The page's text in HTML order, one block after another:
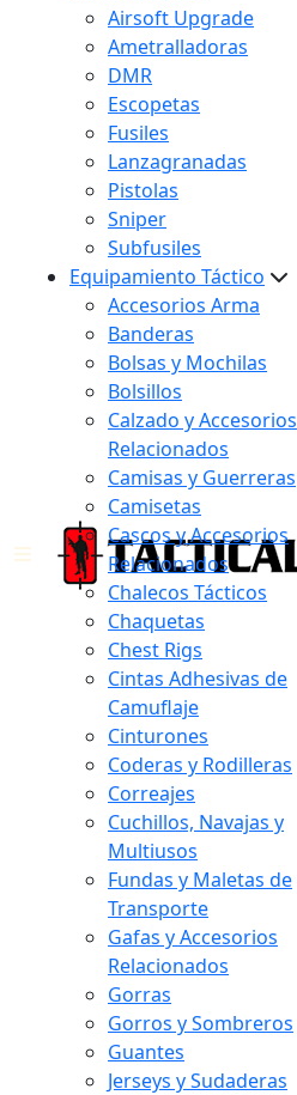
Airsoft Upgrade
Ametralladoras
DMR
Escopetas
Fusiles
Lanzagranadas
Pistolas
Sniper
Subfusiles
Equipamiento Táctico
Accesorios Arma
Banderas
Bolsas y Mochilas
Bolsillos
Calzado y Accesorios
Relacionados
Camisas y Guerreras
Camisetas
Cascos y Accesorios
Relacionados
Chalecos Tácticos
Chaquetas
Chest Rigs
Cintas Adhesivas de
Camuflaje
Cinturones
Coderas y Rodilleras
Correajes
Cuchillos, Navajas y
Multiusos
Fundas y Maletas de
Transporte
Gafas y Accesorios
Relacionados
Gorras
Gorros y Sombreros
Guantes
Jerseys y Sudaderas